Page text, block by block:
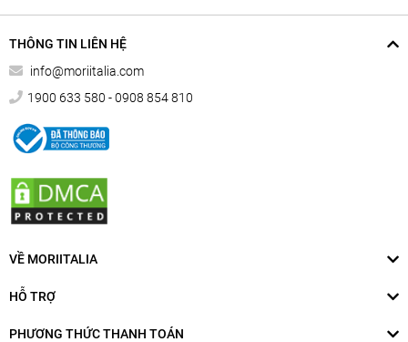
THÔNG TIN LIÊN HỆ
info@moriitalia.com
1900 633 580 - 0908 854 810
VỀ MORIITALIA
HỖ TRỢ
PHƯƠNG THỨC THANH TOÁN